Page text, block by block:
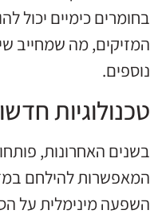
בחומרים כימיים יכול
המזיקים, מה שמחייב
נוספים.
טכנולוגיות
בשנים האחרונות,
המאפשרות להילחם
השפעה מינימלית על